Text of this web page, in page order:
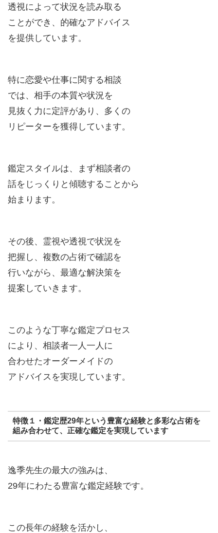
透視によって状況を読み取る
ことができ、的確なアドバイス
を提供しています。
特に恋愛や仕事に関する相談
では、相手の本質や状況を
見抜く力に定評があり、多くの
リピーターを獲得しています。
鑑定スタイルは、まず相談者の
話をじっくりと傾聴することから
始まります。
その後、霊視や透視で状況を
把握し、複数の占術で確認を
行いながら、最適な解決策を
提案していきます。
このような丁寧な鑑定プロセス
により、相談者一人一人に
合わせたオーダーメイドの
アドバイスを実現しています。
特徴１・鑑定歴29年という豊富な経験と多彩な占術を
組み合わせて、正確な鑑定を実現しています
逸季先生の最大の強みは、
29年にわたる豊富な鑑定経験です。
この長年の経験を活かし、